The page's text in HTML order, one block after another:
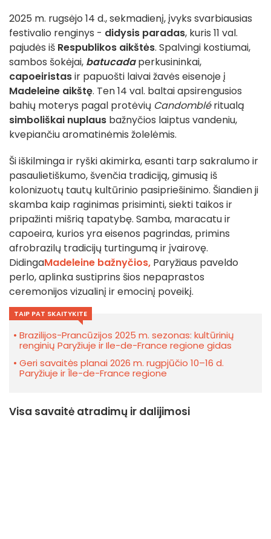
2025 m. rugsėjo 14 d., sekmadienį, įvyks svarbiausias
festivalio renginys - didysis paradas, kuris 11 val.
pajudės iš Respublikos aikštės. Spalvingi kostiumai,
sambos šokėjai, batucadaperkusininkai,
capoeiristasir papuošti laivai žavės eisenoje į
Madeleine aikštę. Ten 14 val. baltai apsirengusios
bahių moterys pagal protėvių Candombléritualą
simboliškai nuplaus bažnyčios laiptus vandeniu,
kvepiančiu aromatinėmis žolelėmis.
Ši iškilminga ir ryški akimirka, esanti tarp sakralumo ir
pasaulietiškumo, švenčia tradiciją, gimusią iš
kolonizuotų tautų kultūrinio pasipriešinimo. Šiandien ji
skamba kaip raginimas prisiminti, siekti taikos ir
pripažinti mišrią tapatybę. Samba, maracatu ir
capoeira, kurios yra eisenos pagrindas, primins
afrobrazilų tradicijų turtingumą ir įvairovę.
DidingaMadeleine bažnyčios, Paryžiaus paveldo
perlo, aplinka sustiprins šios nepaprastos
ceremonijos vizualinį ir emocinį poveikį.
TAIP PAT SKAITYKITE
Brazilijos-Prancūzijos 2025 m. sezonas: kultūrinių
renginių Paryžiuje ir Ile-de-France regione gidas
Geri savaitės planai 2026 m. rugpjūčio 10–16 d.
Paryžiuje ir Île-de-France regione
Visa savaitė atradimų ir dalijimosi